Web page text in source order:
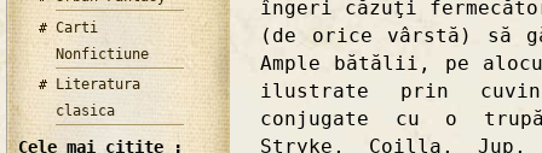
Carti
Nonfictiune
Literatura
clasica
Cele mai citite :
îngeri căzuţi
(de orice vârstă) să
Ample bătălii, pe
ilustrate prin
conjugate cu o
Stryke, Coilla, Jup,